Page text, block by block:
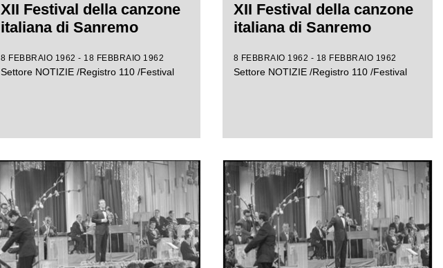
XII Festival della canzone
italiana di Sanremo
8 FEBBRAIO 1962 - 18 FEBBRAIO 1962
Settore NOTIZIE /Registro 110 /Festival
XII Festival della canzone
italiana di Sanremo
8 FEBBRAIO 1962 - 18 FEBBRAIO 1962
Settore NOTIZIE /Registro 110 /Festival